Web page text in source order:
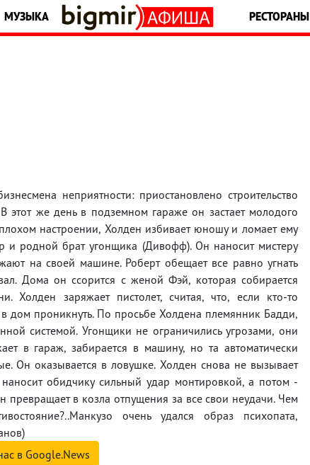
МУЗЫКА РЕСТОРАНЫ
неприятности: приостановлено строительство
же день в подземном гараже он застает молодого
настроении, Холден избивает юношу и ломает ему
и родной брат угонщика (Дивофф). Он наносит мистеру
на своей машине. Роберт обещает все равно угнать
Дома он ссорится с женой Фэй, которая собирается
Холден заряжает пистолет, считая, что, если кто-то
дом проникнуть. По просьбе Холдена племянник Бадди,
системой. Угонщики не ограничились угрозами, они
в гараж, забирается в машину, но та автоматически
Он оказывается в ловушке. Холден снова не вызывает
обидчику сильный удар монтировкой, а потом -
превращает в козла отпущения за все свои неудачи. Чем
очень удался образ психопата,
в Google.News